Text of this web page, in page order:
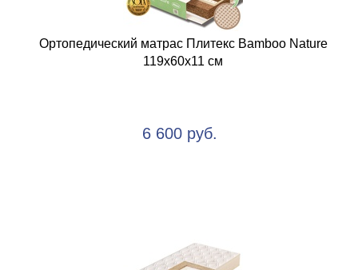
Ортопедический матрас Плитекс Bamboo Nature
119х60х11 см
6 600 руб.